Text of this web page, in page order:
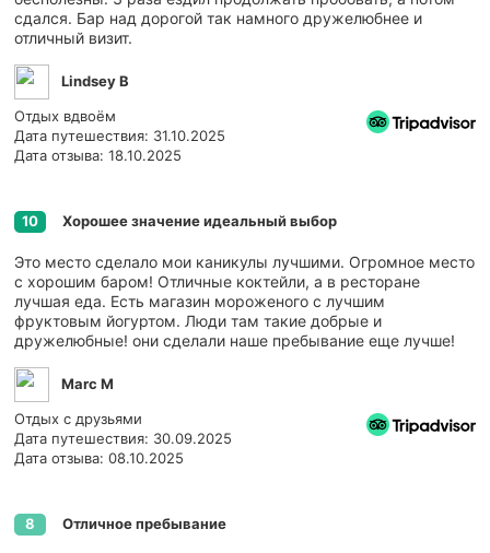
сдался. Бар над дорогой так намного дружелюбнее и
отличный визит.
Lindsey B
Отдых вдвоём
Дата путешествия: 31.10.2025
Дата отзыва: 18.10.2025
10 Хорошее значение идеальный выбор
Это место сделало мои каникулы лучшими. Огромное место
с хорошим баром! Отличные коктейли, а в ресторане
лучшая еда. Есть магазин мороженого с лучшим
фруктовым йогуртом. Люди там такие добрые и
дружелюбные! они сделали наше пребывание еще лучше!
Marc M
Отдых с друзьями
Дата путешествия: 30.09.2025
Дата отзыва: 08.10.2025
8 Отличное пребывание